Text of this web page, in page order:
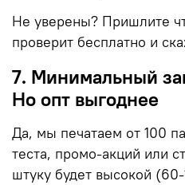
Не уверены? Пришлите
проверит бесплатно и
7. Минимальный
Но опт выгоднее
Да, мы печатаем от 100
теста, промо-акций или
штуку будет высокой